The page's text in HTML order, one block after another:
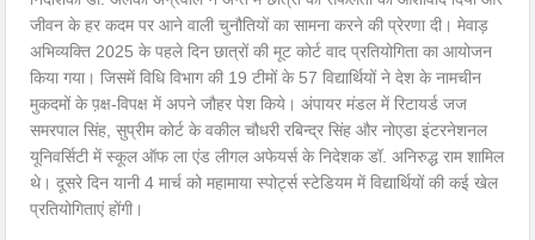
जीवन के हर कदम पर आने वाली चुनौतियों का सामना करने की प्रेरणा दी। मेवाड़
अभिव्यक्ति 2025 के पहले दिन छात्रों की मूट कोर्ट वाद प्रतियोगिता का आयोजन
किया गया। जिसमें विधि विभाग की 19 टीमों के 57 विद्यार्थियों ने देश के नामचीन
मुकदमों के प़क्ष-विपक्ष में अपने जौहर पेश किये। अंपायर मंडल में रिटायर्ड जज
समरपाल सिंह, सुप्रीम कोर्ट के वकील चौधरी रबिन्द्र सिंह और नोएडा इंटरनेशनल
यूनिवर्सिटी में स्कूल ऑफ ला एंड लीगल अफेयर्स के निदेशक डॉ. अनिरुद्ध राम शामिल
थे। दूसरे दिन यानी 4 मार्च को महामाया स्पोर्ट्स स्टेडियम में विद्यार्थियों की कई खेल
प्रतियोगिताएं होंगी।